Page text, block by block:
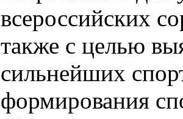
всероссийских
также с целью
сильнейших
формирования